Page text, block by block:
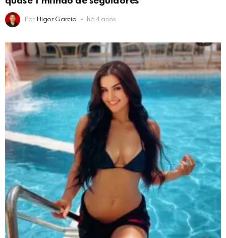
Por Higor Garcia há 4 anos